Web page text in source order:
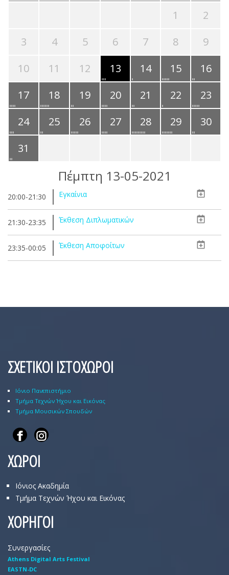
1
2
3
4 5 6 7 8
9
10
11 12 13 14 15
16
17
18 19 20 21 22
23
24
25 26 27 28 29
30
31
Πέμπτη 13-05-2021
20:00-21:30 Εγκαίνια
21:30-23:35 Έκθεση Διπλωματικών
23:35-00:05 Έκθεση Αποφοίτων
ΣΧΕΤΙΚΟΙ ΙΣΤΟΧΩΡΟΙ
Ιόνιο Πανεπιστήμιο
Τμήμα Τεχνών Ήχου και Εικόνας
Τμήμα Μουσικών Σπουδών
ΧΩΡΟΙ
Ιόνιος Ακαδημία
Τμήμα Τεχνών Ήχου και Εικόνας
ΧΟΡΗΓΟΙ
Συνεργασίες
Athens Digital Arts Festival
EASTN-DC